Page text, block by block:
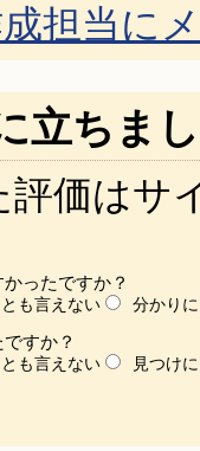
担当に
立ちま
価はサ
ったですか？
も言えない 分かり
すか？
も言えない 見つけ